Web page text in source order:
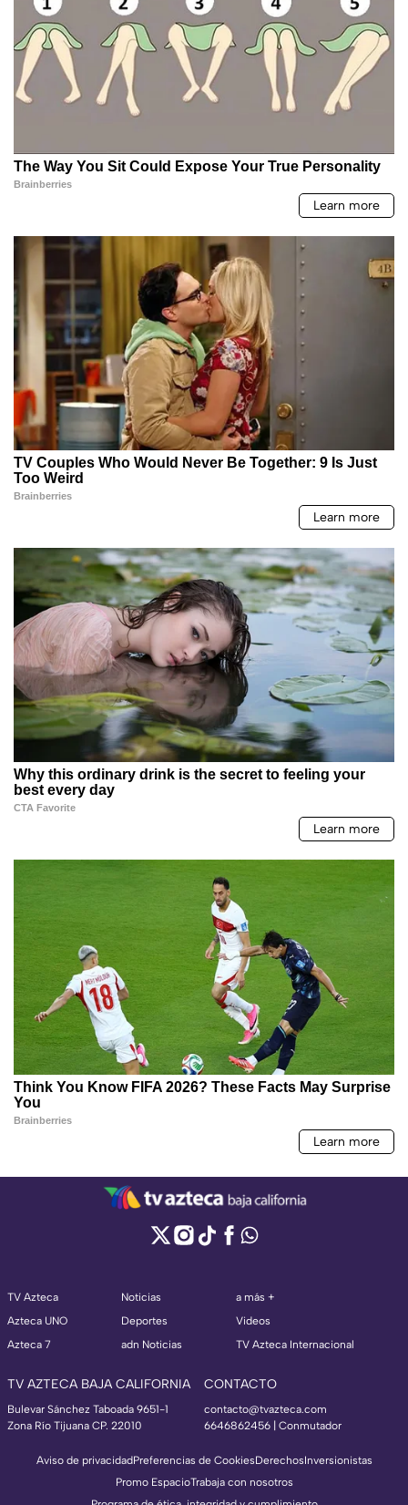
TV Azteca
Azteca UNO
Azteca 7
Noticias
Deportes
adn Noticias
a más +
Videos
TV Azteca Internacional
TV AZTECA BAJA CALIFORNIA
Bulevar Sánchez Taboada 9651-1
Zona Río Tijuana CP. 22010
CONTACTO
contacto@tvazteca.com
6646862456 | Conmutador
Aviso de privacidadPreferencias de CookiesDerechosInversionistas
Promo EspacioTrabaja con nosotros